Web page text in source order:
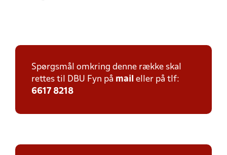
Spørgsmål omkring denne række skal
rettes til DBU Fyn på mail eller på tlf:
6617 8218